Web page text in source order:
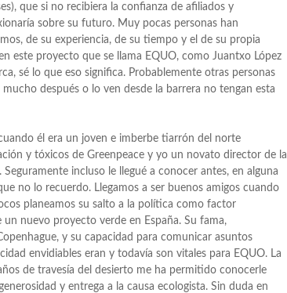
que si no recibiera la confianza de afiliados y
sobre su futuro. Muy pocas personas han
de su experiencia, de su tiempo y el de su propia
este proyecto que se llama EQUO, como Juantxo López
sé lo que eso significa. Probablemente otras personas
después o lo ven desde la barrera no tengan esta
él era un joven e imberbe tiarrón del norte
y tóxicos de Greenpeace y yo un novato director de la
incluso le llegué a conocer antes, en alguna
no lo recuerdo. Llegamos a ser buenos amigos cuando
planeamos su salto a la política como factor
nuevo proyecto verde en España. Su fama,
y su capacidad para comunicar asuntos
envidiables eran y todavía son vitales para EQUO. La
de travesía del desierto me ha permitido conocerle
y entrega a la causa ecologista. Sin duda en